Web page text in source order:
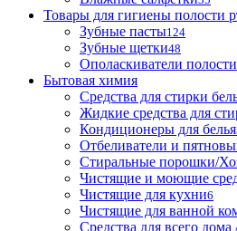
Товары для гигиены полости
Зубные пасты124
Зубные щетки48
Ополаскиватели
Бытовая химия
Средства для стирки
Жидкие средства для
Кондиционеры для белья
Отбеливатели и
Стиральные порошки/
Чистящие и моющие
Чистящие для кухни6
Чистящие для ванной
Средства для всего